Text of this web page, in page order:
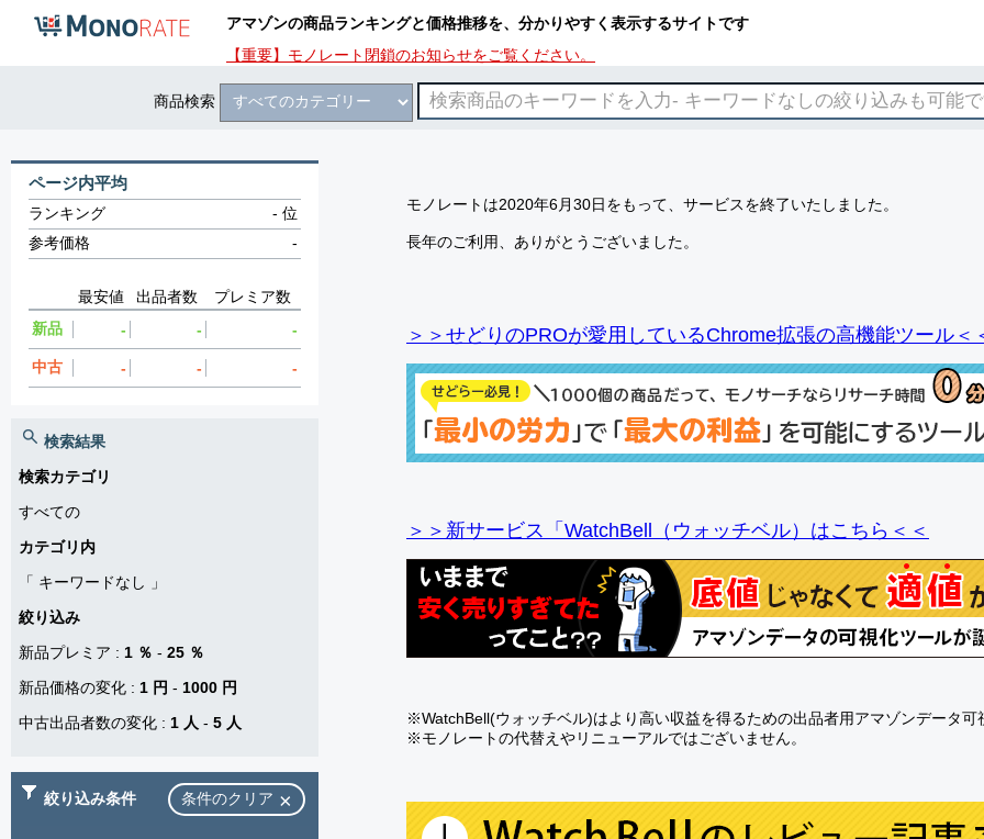
アマゾンの商品ランキングと価格推移を、分かりやすく表示するサイトです
【重要】モノレート閉鎖のお知らせをご覧ください。
商品検索
モノレートは2020年6月30日をもって、サービスを終了いたしました。
長年のご利用、ありがとうございました。
＞＞せどりのPROが愛用しているChrome拡張の高機能ツール＜
＞＞新サービス「WatchBell（ウォッチベル）はこちら＜＜
※WatchBell(ウォッチベル)はより高い収益を得るための出品者用アマゾンデータ可
※モノレートの代替えやリニューアルではございません。
ページ内平均
ランキング -位
参考価格
-
最安値 出品者数
プレミア数
新品
- - -
中古 - - -
検索結果
検索カテゴリ
すべての
カテゴリ内
「 キーワードなし
」
絞り込み
新品プレミア : 1 ％ - 25 ％
新品価格の変化 : 1 円 - 1000 円
中古出品者数の変化 : 1 人 - 5 人
絞り込み条件 条件のクリア